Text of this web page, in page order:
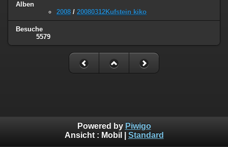
Alben
2008 / 20080312Kufstein kiko
Besuche
5579
Powered by Piwigo
Ansicht : Mobil Standard